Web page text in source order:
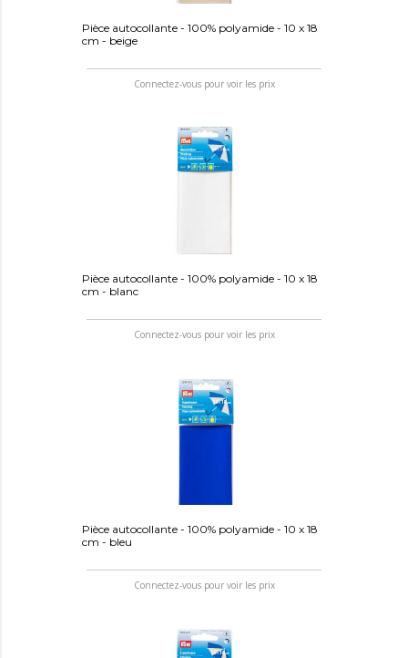
Pièce autocollante - 100% polyamide - 10 x 18
cm - beige
Connectez-vous pour voir les prix
Pièce autocollante - 100% polyamide - 10 x 18
cm - blanc
Connectez-vous pour voir les prix
Pièce autocollante - 100% polyamide - 10 x 18
cm - bleu
Connectez-vous pour voir les prix